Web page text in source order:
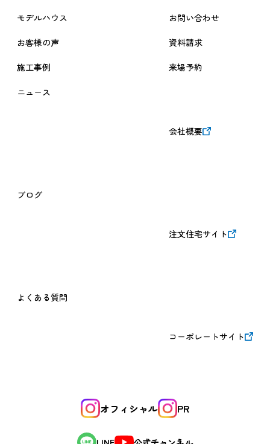
モデルハウス
お客様の声
施工事例
ニュース
ブログ
よくある質問
お問い合わせ
資料請求
来場予約
会社概要
注文住宅サイト
コーポレートサイト
オフィシャル PR